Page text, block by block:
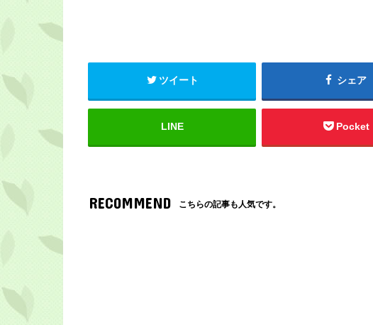
ツイート シェア
LINE Pocket
RECOMMEND こちらの記事も人気です。